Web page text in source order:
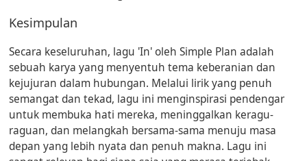
Kesimpulan
Secara keseluruhan, lagu 'In' oleh Simple Plan adalah
sebuah karya yang menyentuh tema keberanian dan
kejujuran dalam hubungan. Melalui lirik yang penuh
semangat dan tekad, lagu ini menginspirasi pendengar
untuk membuka hati mereka, meninggalkan keragu-
raguan, dan melangkah bersama-sama menuju masa
depan yang lebih nyata dan penuh makna. Lagu ini